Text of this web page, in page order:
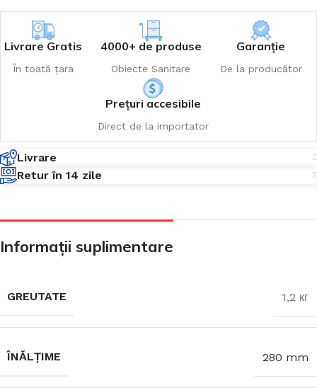
Livrare Gratis
În toată țara
4000+ de produse
Obiecte Sanitare
Garanție
De la producător
Prețuri accesibile
Direct de la importator
Livrare
Retur în 14 zile
Informații suplimentare
GREUTATE 1,2 кг
ÎNĂLȚIME 280 mm